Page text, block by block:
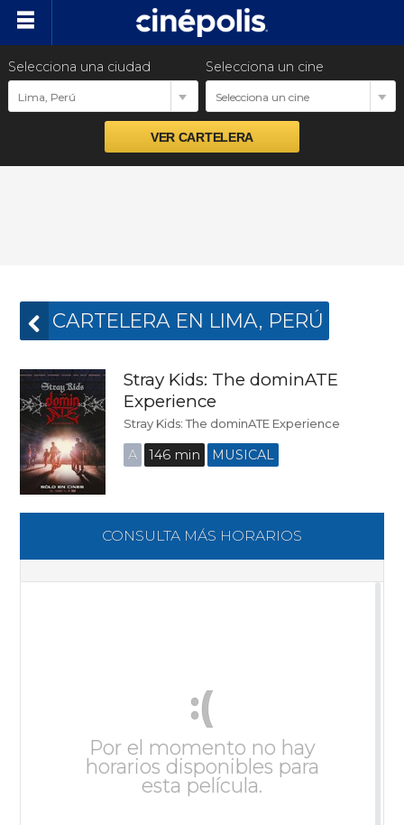
Cartelera
Próximos estrenos
Preventas
Selecciona una ciudad
Lima, Perú
Selecciona un cine
Selecciona un cine
CARTELERA EN LIMA, PERÚ
Stray Kids: The dominATE
Experience
Stray Kids: The dominATE Experience
A 146 min MUSICAL
CONSULTA MÁS HORARIOS
:(
Por el momento no hay
horarios disponibles para
esta película.